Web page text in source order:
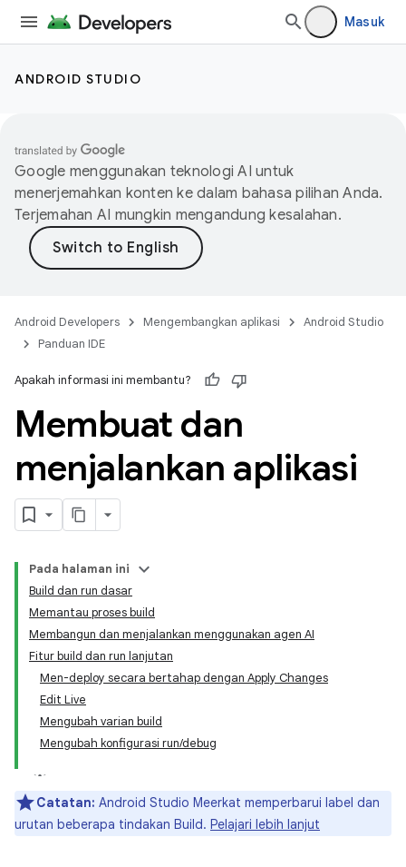
Masuk
ANDROID STUDIO
Google menggunakan teknologi AI untuk
menerjemahkan konten ke dalam bahasa pilihan Anda.
Terjemahan AI mungkin mengandung kesalahan.
Android Developers Mengembangkan aplikasi
Android Studio
Panduan IDE
Apakah informasi ini membantu?
Membuat dan
menjalankan aplikasi
Pada halaman ini
Build dan run dasar
Memantau proses build
Membangun dan menjalankan menggunakan agen AI
Fitur build dan run lanjutan
Men-deploy secara bertahap dengan Apply Changes
Edit Live
Mengubah varian build
Mengubah konfigurasi run/debug
Catatan: Android Studio Meerkat memperbarui label dan
urutan beberapa tindakan Build. Pelajari lebih lanjut